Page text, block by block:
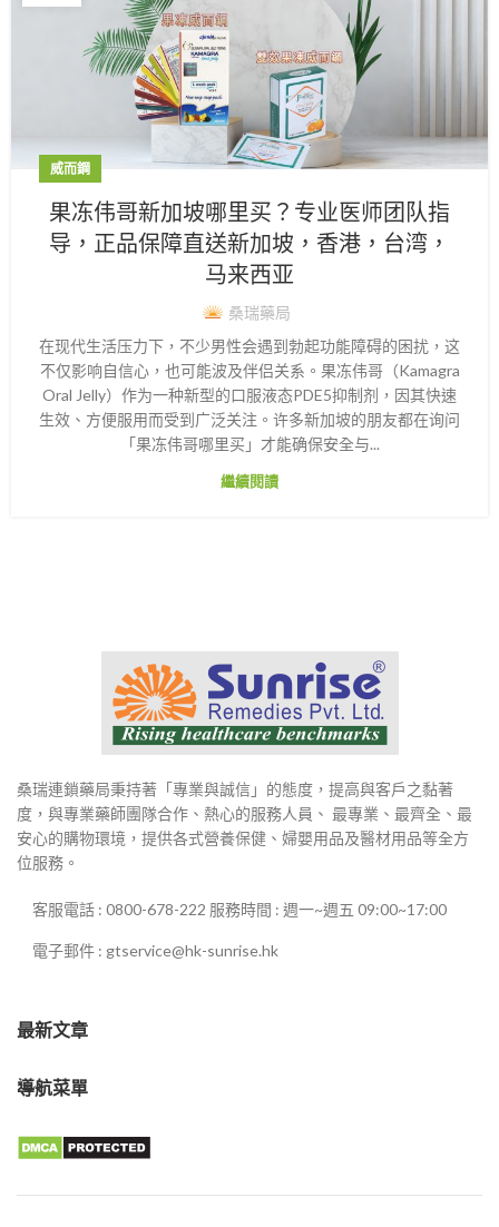
威而鋼
果冻伟哥新加坡哪里买？专业医师团队指
导，正品保障直送新加坡，香港，台湾，
马来西亚
桑瑞藥局
在现代生活压力下，不少男性会遇到勃起功能障碍的困扰，这
不仅影响自信心，也可能波及伴侣关系。果冻伟哥（Kamagra
Oral Jelly）作为一种新型的口服液态PDE5抑制剂，因其快速
生效、方便服用而受到广泛关注。许多新加坡的朋友都在询问
「果冻伟哥哪里买」才能确保安全与...
繼續閱讀
桑瑞連鎖藥局秉持著「專業與誠信」的態度，提高與客戶之黏著
度，與專業藥師團隊合作、熱心的服務人員、 最專業、最齊全、最
安心的購物環境，提供各式營養保健、婦嬰用品及醫材用品等全方
位服務。
客服電話 : 0800-678-222 服務時間 : 週一~週五 09:00~17:00
電子郵件 : gtservice@hk-sunrise.hk
最新文章
導航菜單